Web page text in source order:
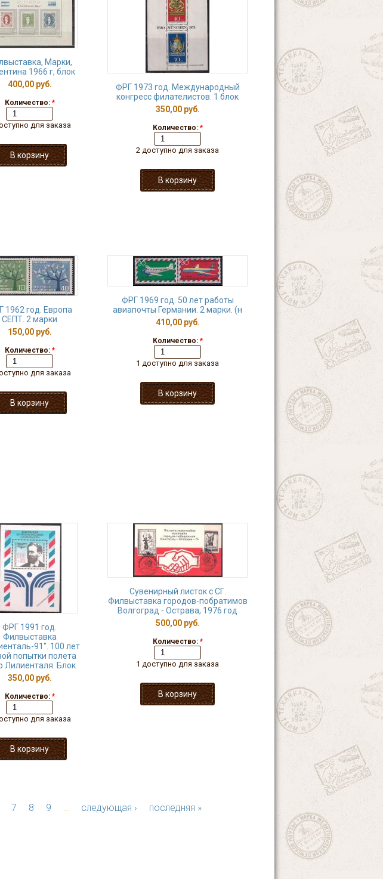
Марки,
1966 г, блок
400,00 руб.
Количество: *
для заказа
ФРГ 1973 год. Международный
конгресс филателистов. 1 блок
350,00 руб.
Количество: *
2 доступно для заказа
1962 год. Европа
СЕПТ. 2 марки
150,00 руб.
Количество: *
для заказа
ФРГ 1969 год. 50 лет работы
авиапочты Германии. 2 марки. (н
410,00 руб.
Количество: *
1 доступно для заказа
ФРГ 1991 год.
Филвыставка
91". 100 лет
попытки полета
Лилиенталя. Блок
350,00 руб.
Количество: *
для заказа
Сувенирный листок с СГ.
Филвыставка городов-побратимов
Волгоград - Острава, 1976 год
500,00 руб.
Количество: *
1 доступно для заказа
7 8 9 … следующая › последняя »